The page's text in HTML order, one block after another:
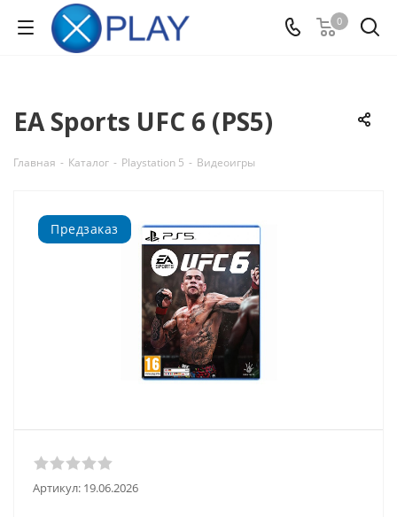
0
EA Sports UFC 6 (PS5)
Главная - Каталог - Playstation 5 - Видеоигры
Предзаказ
Артикул: 19.06.2026